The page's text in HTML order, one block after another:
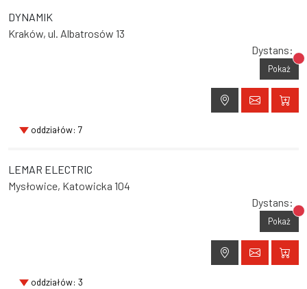
DYNAMIK
Kraków, ul. Albatrosów 13
Dystans:
Pokaż
oddziałów: 7
LEMAR ELECTRIC
Mysłowice, Katowicka 104
Dystans:
Pokaż
oddziałów: 3